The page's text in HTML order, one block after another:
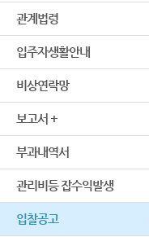
관계법령
입주자생활안내
비상연락망
보고서 +
부과내역서
관리비등 잡수익발생
입찰공고